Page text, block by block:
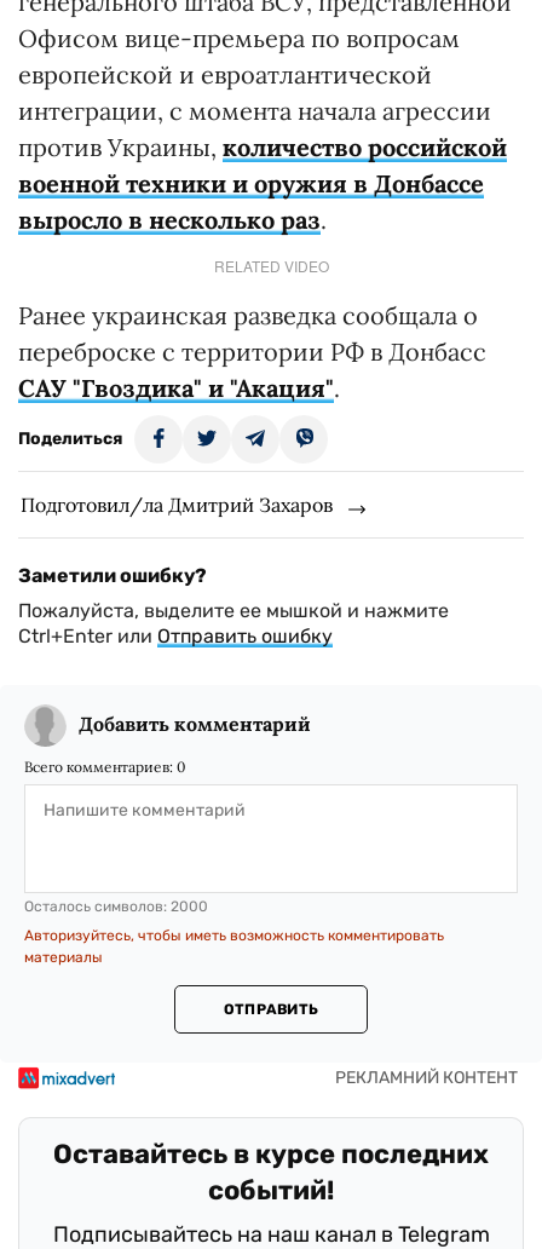
Офисом вице-премьера по вопросам
европейской и евроатлантической
интеграции, с момента начала агрессии
против Украины, количество российской
военной техники и оружия в Донбассе
выросло в несколько раз.
RELATED VIDEO
Ранее украинская разведка сообщала о
переброске с территории РФ в Донбасс
САУ "Гвоздика" и "Акация".
Поделиться
Подготовил/ла Дмитрий Захаров
Заметили ошибку?
Пожалуйста, выделите ее мышкой и нажмите
Ctrl+Enter или Отправить ошибку
Добавить комментарий
Всего комментариев: 0
Осталось символов: 2000
Авторизуйтесь, чтобы иметь возможность комментировать
материалы
ОТПРАВИТЬ
Оставайтесь в курсе последних
событий!
Подписывайтесь на наш канал в Telegram